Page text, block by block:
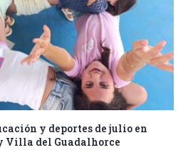
y deportes de julio en
Villa del Guadalhorce